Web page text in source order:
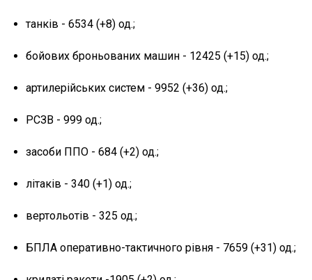
танків - 6534 (+8) од.;
бойових броньованих машин - 12425 (+15) од.;
артилерійських систем - 9952 (+36) од.;
РСЗВ - 999 од.;
засоби ППО - 684 (+2) од.;
літаків - 340 (+1) од.;
вертольотів - 325 од.;
БПЛА оперативно-тактичного рівня - 7659 (+31) од.;